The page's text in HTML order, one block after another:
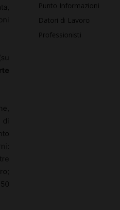
di
Punto Informazioni
Datori di Lavoro
Professionisti